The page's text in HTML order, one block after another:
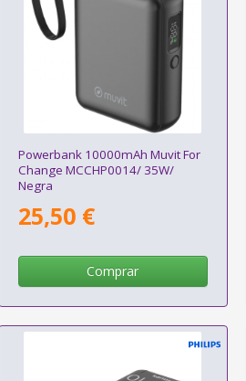
Powerbank 10000mAh Muvit For
Change MCCHP0014/ 35W/
Negra
25,50 €
Comprar